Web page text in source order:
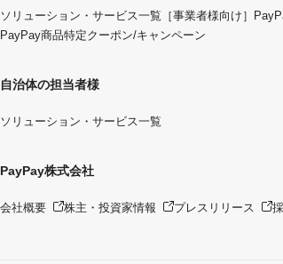
ソリューション・サービス一覧 ［事業者様向け］
PayPay商品特定クーポン/キャンペーン
自治体の担当者様
ソリューション・サービス一覧
PayPay株式会社
会社概要 株主・投資家情報 プレスリリース